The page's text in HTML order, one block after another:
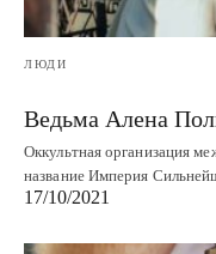
ЛЮДИ
Ведьма Алена
Оккультная организация
название Империя
17/10/2021